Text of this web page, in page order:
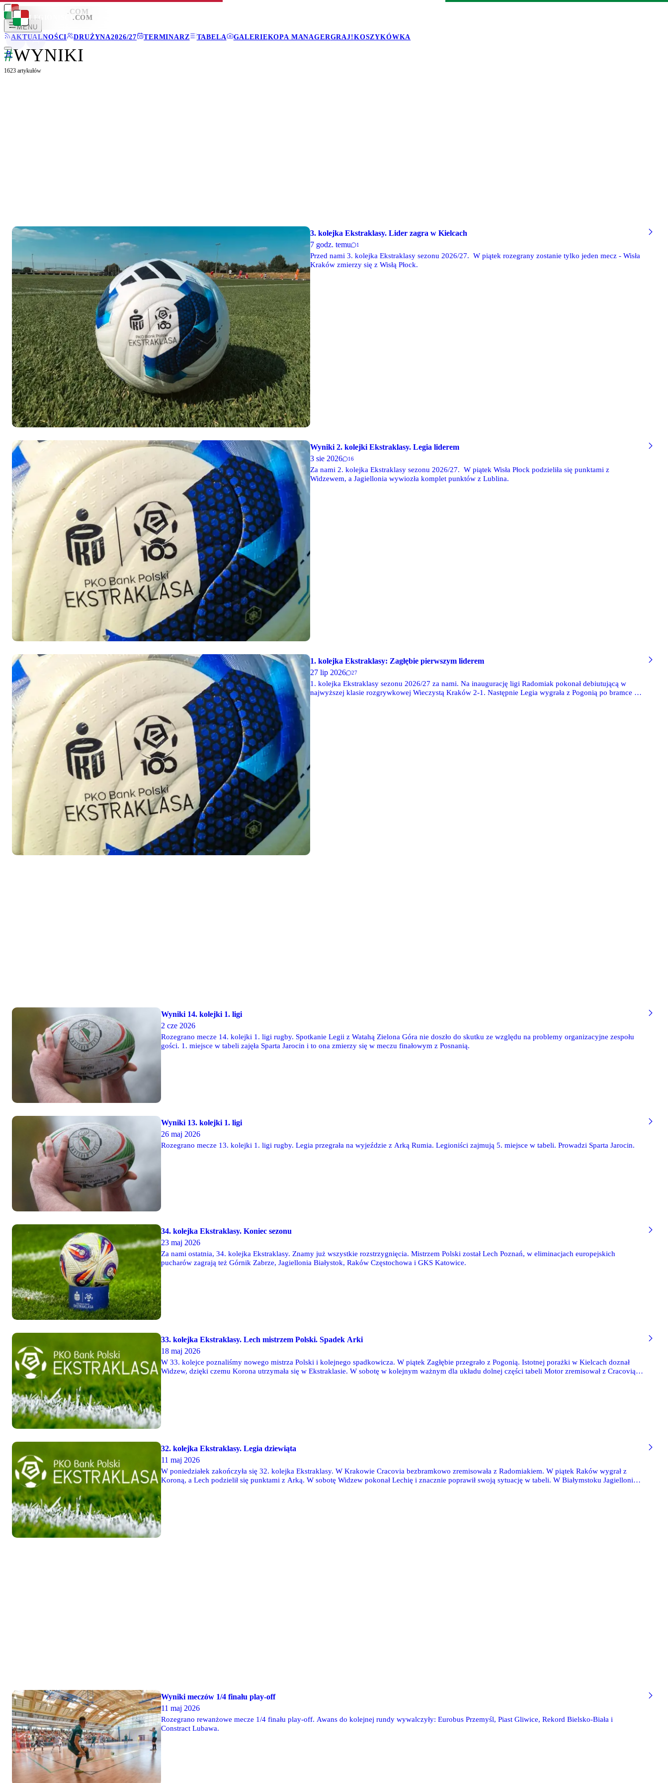
LEGIONISCI .COM
MENU
AKTUALNOŚCI
DRUŻYNA2026/27 TERMINARZ TABELA GALERIEKOPA MANAGERGRAJ!KOSZYKÓWKA
LEGIONISCI .COM
#WYNIKI
1623 artykułów
3. kolejka Ekstraklasy. Lider zagra w Kielcach
7 godz. temu
1
Przed nami 3. kolejka Ekstraklasy sezonu 2026/27. W piątek rozegrany zostanie tylko jeden mecz - Wisła
Kraków zmierzy się z Wisłą Płock.
Wyniki 2. kolejki Ekstraklasy. Legia liderem
3 sie 2026
16
Za nami 2. kolejka Ekstraklasy sezonu 2026/27. W piątek Wisła Płock podzieliła się punktami z
Widzewem, a Jagiellonia wywiozła komplet punktów z Lublina.
1. kolejka Ekstraklasy: Zagłębie pierwszym liderem
27 lip 2026
27
1. kolejka Ekstraklasy sezonu 2026/27 za nami. Na inaugurację ligi Radomiak pokonał debiutującą w
najwyższej klasie rozgrywkowej Wieczystą Kraków 2-1. Następnie Legia wygrała z Pogonią po bramce w
Wyniki 14. kolejki 1. ligi
2 cze 2026
Rozegrano mecze 14. kolejki 1. ligi rugby. Spotkanie Legii z Watahą Zielona Góra nie doszło do skutku ze względu na problemy organizacyjne zespołu
gości. 1. miejsce w tabeli zajęła Sparta Jarocin i to ona zmierzy się w meczu finałowym z Posnanią.
Wyniki 13. kolejki 1. ligi
26 maj 2026
Rozegrano mecze 13. kolejki 1. ligi rugby. Legia przegrała na wyjeździe z Arką Rumia. Legioniści zajmują 5. miejsce w tabeli. Prowadzi Sparta Jarocin.
34. kolejka Ekstraklasy. Koniec sezonu
23 maj 2026
Za nami ostatnia, 34. kolejka Ekstraklasy. Znamy już wszystkie rozstrzygnięcia. Mistrzem Polski został Lech Poznań, w eliminacjach europejskich
pucharów zagrają też Górnik Zabrze, Jagiellonia Białystok, Raków Częstochowa i GKS Katowice.
33. kolejka Ekstraklasy. Lech mistrzem Polski. Spadek Arki
18 maj 2026
W 33. kolejce poznaliśmy nowego mistrza Polski i kolejnego spadkowicza. W piątek Zagłębie przegrało z Pogonią. Istotnej porażki w Kielcach doznał
Widzew, dzięki czemu Korona utrzymała się w Ekstraklasie. W sobotę w kolejnym ważnym dla układu dolnej części tabeli Motor zremisował z Cracovią i
32. kolejka Ekstraklasy. Legia dziewiąta
11 maj 2026
W poniedziałek zakończyła się 32. kolejka Ekstraklasy. W Krakowie Cracovia bezbramkowo zremisowała z Radomiakiem. W piątek Raków wygrał z
Koroną, a Lech podzielił się punktami z Arką. W sobotę Widzew pokonał Lechię i znacznie poprawił swoją sytuację w tabeli. W Białymstoku Jagiellonia
Wyniki meczów 1/4 finału play-off
11 maj 2026
Rozegrano rewanżowe mecze 1/4 finału play-off. Awans do kolejnej rundy wywalczyły: Eurobus Przemyśl, Piast Gliwice, Rekord Bielsko-Biała i
Constract Lubawa.